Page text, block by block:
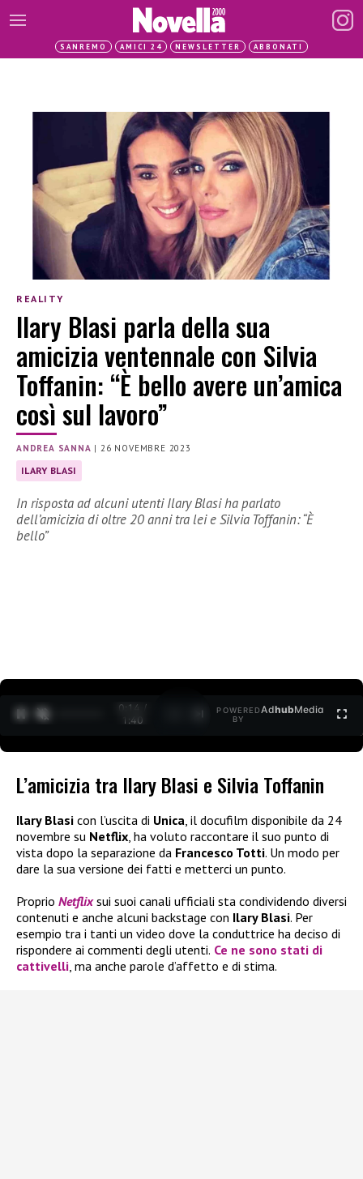
SANREMO AMICI 24 NEWSLETTER ABBONATI
REALITY
Ilary Blasi parla della sua
amicizia ventennale con Silvia
Toffanin: “È bello avere un’amica
così sul lavoro”
ANDREA SANNA |26 NOVEMBRE 2023
ILARY BLASI
In risposta ad alcuni utenti Ilary Blasi ha parlato
dell’amicizia di oltre 20 anni tra lei e Silvia Toffanin: “È
bello”
0:15 /
1:40
POWERED
BY
AdhubMedia
L’amicizia tra Ilary Blasi e Silvia Toffanin
Ilary Blasi con l’uscita di Unica, il docufilm disponibile da 24
novembre su Netflix, ha voluto raccontare il suo punto di
vista dopo la separazione da Francesco Totti. Un modo per
dare la sua versione dei fatti e metterci un punto.
Proprio Netflix sui suoi canali ufficiali sta condividendo diversi
contenuti e anche alcuni backstage con Ilary Blasi. Per
esempio tra i tanti un video dove la conduttrice ha deciso di
rispondere ai commenti degli utenti. Ce ne sono stati di
cattivelli, ma anche parole d’affetto e di stima.